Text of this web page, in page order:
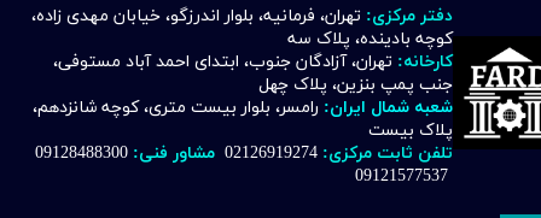
دفتر مرکزی: تهران، فرمانیه، بلوار اندرزگو، خیابان مهدی زاده،
کوچه بادینده، پلاک سه
کارخانه: تهران، آزادگان جنوب، ابتدای احمد آباد مستوفی،
جنب پمپ بنزین، پلاک چهل
شعبه شمال ایران: رامسر، بلوار بیست متری، کوچه شانزدهم،
پلاک بیست
تلفن ثابت مرکزی: 02126919274 مشاور فنی:
09121577537
حساب کاربری من
تغییر گذر واژه